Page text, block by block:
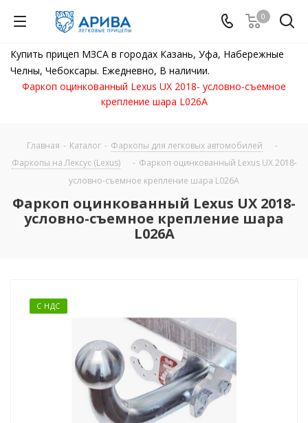
0
Купить прицеп МЗСА в городах Казань, Уфа, Набережные
Челны, Чебоксары. Ежедневно, В наличии.
Фаркоп оцинкованный Lexus UX 2018- условно-съемное
крепление шара L026A
Главная - Каталог - Фаркопы для легковых автомобилей
-
Фаркопы на Лексус (Lexus)
- Фаркоп оцинкованный Lexus UX 2018-
условно-съемное крепление шара L026A
Фаркоп оцинкованный Lexus UX 2018-
условно-съемное крепление шара
L026A
С НДС